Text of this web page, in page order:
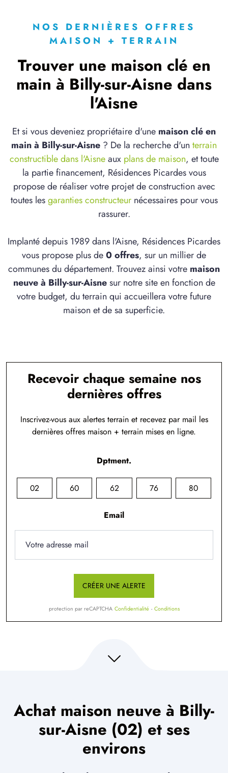
NOS DERNIÈRES OFFRES
MAISON + TERRAIN
Trouver une maison clé en
main à Billy-sur-Aisne dans
l'Aisne
Et si vous deveniez propriétaire d'une maison clé en
main à Billy-sur-Aisne ? De la recherche d'un terrain
constructible dans l'Aisneaux plans de maison, et toute
la partie financement, Résidences Picardes vous
propose de réaliser votre projet de construction avec
toutes lesgaranties constructeurnécessaires pour vous
rassurer.
Implanté depuis 1989 dans l'Aisne, Résidences Picardes
vous propose plus de0 offres, sur un millier de
communes du département. Trouvez ainsi votre maison
neuve à Billy-sur-Aisnesur notre site en fonction de
votre budget, du terrain qui accueillera votre future
maison et de sa superficie.
Recevoir chaque semaine nos
dernières offres
Inscrivez-vous aux alertes terrain et recevez par mail les
dernières offres maison + terrain mises en ligne.
Dptment.
02 60 62 76 80
Email
CRÉER UNE ALERTE
protection par reCAPTCHA Confidentialité - Conditions
Achat maison neuve à Billy-
sur-Aisne (02) et ses
environs